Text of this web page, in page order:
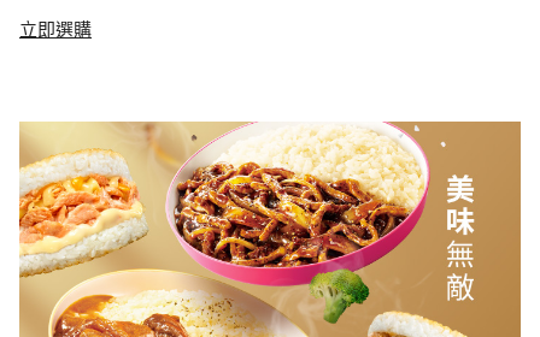
立即選購